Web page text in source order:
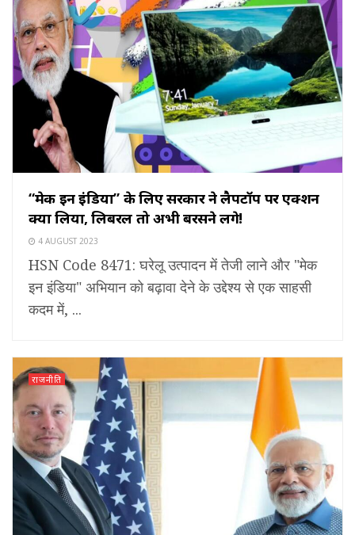
“मेक इन इंडिया” के लिए सरकार ने लैपटॉप पर एक्शन
क्या लिया, लिबरल तो अभी बरसने लगे!
4 AUGUST 2023
HSN Code 8471: घरेलू उत्पादन में तेजी लाने और "मेक
इन इंडिया" अभियान को बढ़ावा देने के उद्देश्य से एक साहसी
कदम में, ...
राजनीति